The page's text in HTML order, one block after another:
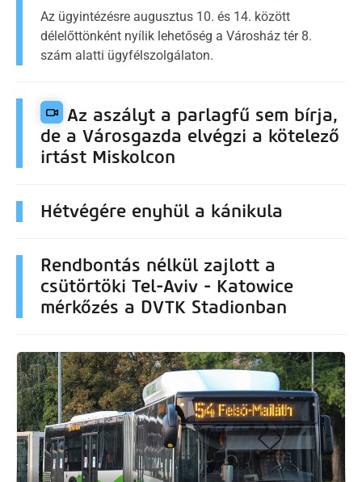
Az ügyintézésre augusztus 10. és 14. között
délelőttönként nyílik lehetőség a Városház tér 8.
szám alatti ügyfélszolgálaton.
Az aszályt a parlagfű sem bírja,
de a Városgazda elvégzi a kötelező
irtást Miskolcon
Hétvégére enyhül a kánikula
Rendbontás nélkül zajlott a
csütörtöki Tel-Aviv - Katowice
mérkőzés a DVTK Stadionban